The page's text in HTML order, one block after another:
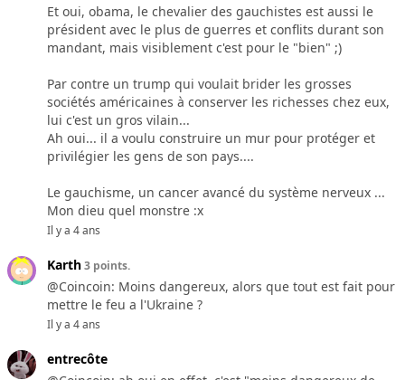
Et oui, obama, le chevalier des gauchistes est aussi le
président avec le plus de guerres et conflits durant son
mandant, mais visiblement c'est pour le "bien" ;)
Par contre un trump qui voulait brider les grosses
sociétés américaines à conserver les richesses chez eux,
lui c'est un gros vilain...
Ah oui... il a voulu construire un mur pour protéger et
privilégier les gens de son pays....
Le gauchisme, un cancer avancé du système nerveux ...
Mon dieu quel monstre :x
Il y a 4 ans
Karth3 points.
@Coincoin: Moins dangereux, alors que tout est fait pour
mettre le feu a l'Ukraine ?
Il y a 4 ans
entrecôte